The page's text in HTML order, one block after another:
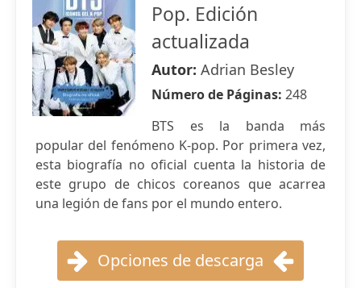
Pop. Edición
actualizada
Autor: Adrian Besley
Número de Páginas: 248
BTS es la banda más
popular del fenómeno K-pop. Por primera vez,
esta biografía no oficial cuenta la historia de
este grupo de chicos coreanos que acarrea
una legión de fans por el mundo entero.
Opciones de descarga